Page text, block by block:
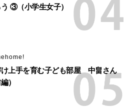
う ③（小学生女子）
け上手を育む子ども部屋 中畠さん
）